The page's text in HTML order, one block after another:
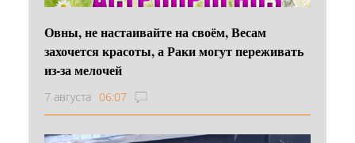
Овны, не настаивайте на своём, Весам
захочется красоты, а Раки могут переживать
из-за мелочей
7 августа 06:07